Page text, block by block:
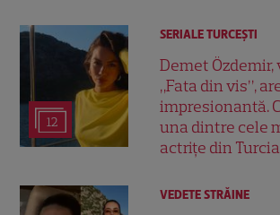
12
SERIALE TURCEŞTI
Demet Özdemir,
„Fata din vis”,
impresionantă.
una dintre cele
actrițe din Turcia
VEDETE STRĂINE